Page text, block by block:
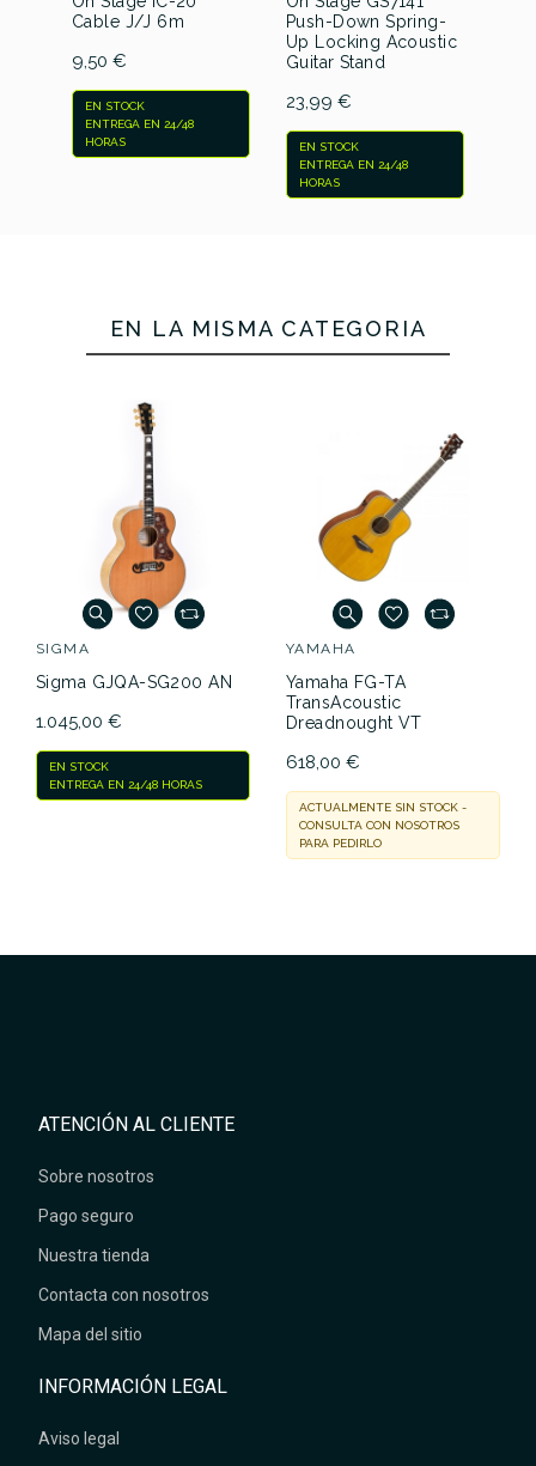
Cable J/J 6m
9,50 €
EN STOCK
ENTREGA EN 24/48
HORAS
Push-Down Spring-
Up Locking Acoustic
Guitar Stand
23,99 €
EN STOCK
ENTREGA EN 24/48
HORAS
EN LA MISMA CATEGORÍA
SIGMA
Sigma GJQA-SG200 AN
1.045,00 €
EN STOCK
ENTREGA EN 24/48 HORAS
YAMAHA
Yamaha FG-TA
TransAcoustic
Dreadnought VT
618,00 €
ACTUALMENTE SIN STOCK -
CONSULTA CON NOSOTROS
PARA PEDIRLO
ATENCIÓN AL CLIENTE
Sobre nosotros
Pago seguro
Nuestra tienda
Contacta con nosotros
Mapa del sitio
INFORMACIÓN LEGAL
Aviso legal